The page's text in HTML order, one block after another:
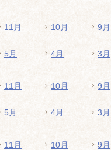
11月 10月 9月
5月 4月 3月
11月 10月 9月
5月 4月 3月
11月 10月 9月